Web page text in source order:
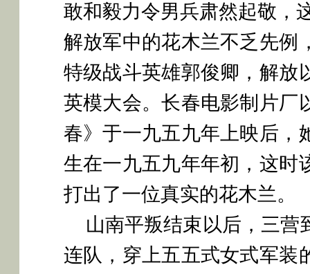
敢和毅力令男兵肃然起敬，
解放军中的花木兰不乏先例
特级战斗英雄郭俊卿，解放
英模大会。长春电影制片厂
春》于一九五九年上映后，
生在一九五九年年初，这时
打出了一位真实的花木兰。
山南平叛结束以后，三营
连队，穿上五五式女式军装